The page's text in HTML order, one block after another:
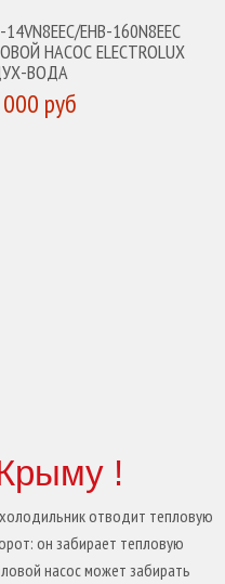
14VN8EEC/EHB-160N8EEC
НАСОС ELECTROLUX
ВОДА
руб
!
отводит тепловую
он забирает тепловую
насос может забирать